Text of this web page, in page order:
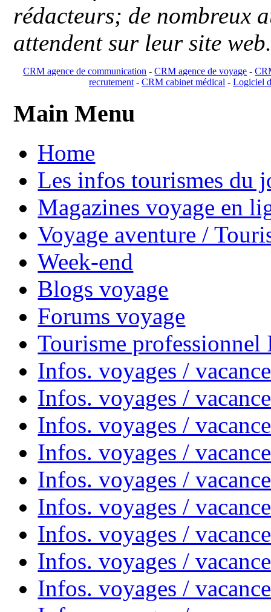
rédacteurs; de nombreux
attendent sur leur site
CRM agence de communication -CRM agence de voyage -
recrutement- CRM cabinet médical- Logiciel
Main Menu
Home
Les infos tourismes du
Magazines voyage en
Voyage aventure /
Week-end
Blogs voyage
Forums voyage
Tourisme
Infos. voyages /
Infos. voyages /
Infos. voyages /
Infos. voyages /
Infos. voyages /
Infos. voyages /
Infos. voyages /
Infos. voyages /
Infos. voyages /